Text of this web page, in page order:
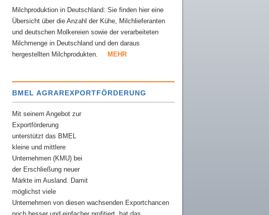
Milchproduktion in Deutschland: Sie finden hier eine
Übersicht über die Anzahl der Kühe, Milchlieferanten
und deutschen Molkereien sowie der verarbeiteten
Milchmenge in Deutschland und den daraus
hergestellten Milchprodukten.
MEHR
BMEL AGRAREXPORTFÖRDERUNG
Mit seinem Angebot zur
Exportförderung
unterstützt das BMEL
kleine und mittlere
Unternehmen (KMU) bei
der Erschließung neuer
Märkte im Ausland. Damit
möglichst viele
Unternehmen von diesen wachsenden Exportchancen